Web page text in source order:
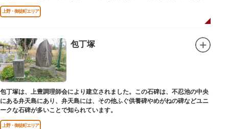
上野・御徒町エリア
包丁塚
包丁塚は、上豊調理師会により建立されました。この石碑は、不忍池の中央
にある弁天島にあり、弁天島には、その他ふぐ供養碑やめがねの碑などユニ
ークな石碑が多いことで知られています。
上野・御徒町エリア